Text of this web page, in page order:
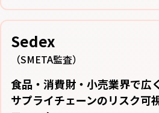
Sedex
（SMETA監査）
食品・消費財・小売業界で広
サプライチェーンのリスク可